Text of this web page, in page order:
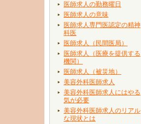
医師求人の勤務曜日
医師求人の意味
医師求人専門医認定の精神
科医
医師求人（民間医局）
医師求人（医療を提供する
機関）
医師求人（被災地）
美容外科医師求人
美容外科医師求人にはやる
気が必要
美容外科医師求人のリアル
な現状とは